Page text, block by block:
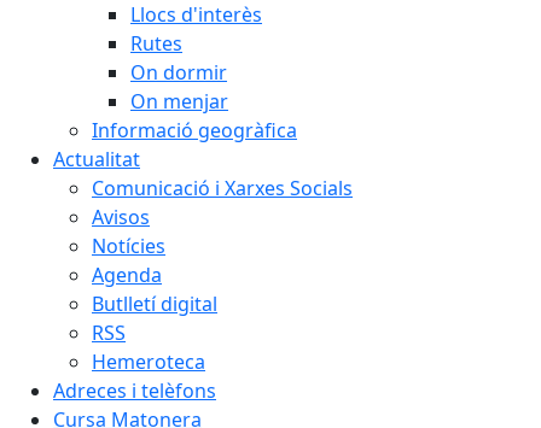
Llocs d'interès
Rutes
On dormir
On menjar
Informació geogràfica
Actualitat
Comunicació i Xarxes Socials
Avisos
Notícies
Agenda
Butlletí digital
RSS
Hemeroteca
Adreces i telèfons
Cursa Matonera